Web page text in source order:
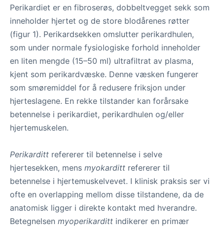
Perikardiet er en fibroserøs, dobbeltvegget sekk som
inneholder hjertet og de store blodårenes røtter
(figur 1). Perikardsekken omslutter perikardhulen,
som under normale fysiologiske forhold inneholder
en liten mengde (15–50 ml) ultrafiltrat av plasma,
kjent som perikardvæske. Denne væsken fungerer
som smøremiddel for å redusere friksjon under
hjerteslagene. En rekke tilstander kan forårsake
betennelse i perikardiet, perikardhulen og/eller
hjertemuskelen.
Perikarditt refererer til betennelse i selve
hjertesekken, mens myokarditt refererer til
betennelse i hjertemuskelvevet. I klinisk praksis ser vi
ofte en overlapping mellom disse tilstandene, da de
anatomisk ligger i direkte kontakt med hverandre.
Betegnelsen myoperikarditt indikerer en primær